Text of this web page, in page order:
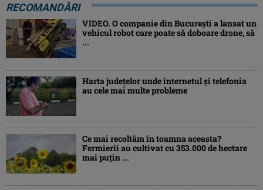
RECOMANDĂRI
VIDEO. O companie din București a lansat un
vehicul robot care poate să doboare drone, să
...
Harta județelor unde internetul și telefonia
au cele mai multe probleme
Ce mai recoltăm în toamna aceasta?
Fermierii au cultivat cu 353.000 de hectare
mai puțin ...